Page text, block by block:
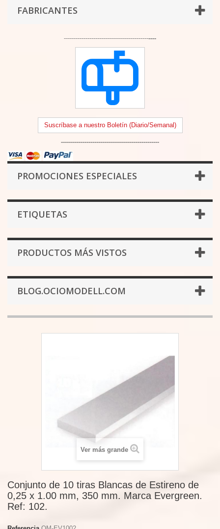
FABRICANTES
-----------------------------------------------
Suscríbase a nuestro Boletín (Diario/Semanal)
--------------------------------------------------
PROMOCIONES ESPECIALES
ETIQUETAS
PRODUCTOS MÁS VISTOS
BLOG.OCIOMODELL.COM
Ver más grande
Conjunto de 10 tiras Blancas de Estireno de
0,25 x 1.00 mm, 350 mm. Marca Evergreen.
Ref: 102.